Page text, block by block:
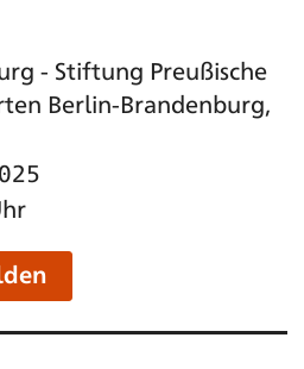
- Stiftung Preußische
Berlin-Brandenburg,